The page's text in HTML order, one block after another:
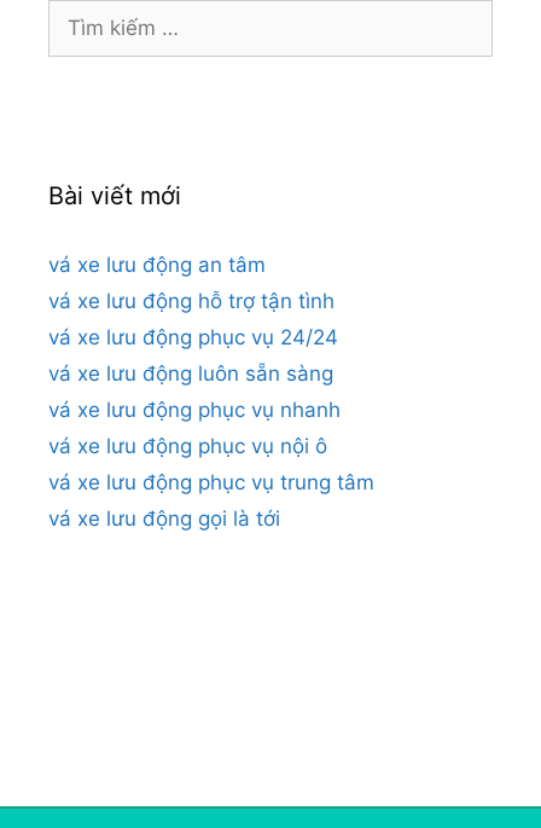
Tìm
Bài viết mới
vá xe lưu động an tâm
vá xe lưu động hỗ trợ tận tình
vá xe lưu động phục vụ 24/24
vá xe lưu động luôn sẵn sàng
vá xe lưu động phục vụ nhanh
vá xe lưu động phục vụ nội ô
vá xe lưu động phục vụ trung tâm
vá xe lưu động gọi là tới